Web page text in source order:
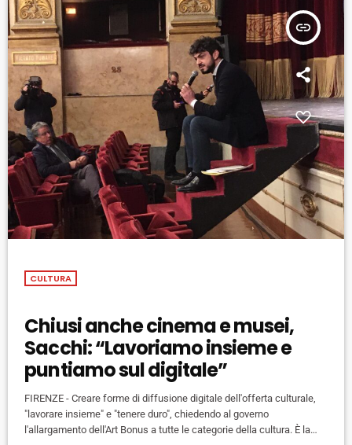
insert_link
CULTURA
Chiusi anche cinema e musei,
Sacchi: “Lavoriamo insieme e
puntiamo sul digitale”
FIRENZE - Creare forme di diffusione digitale dell'offerta culturale,
"lavorare insieme" e "tenere duro", chiedendo al governo
l'allargamento dell'Art Bonus a tutte le categorie della cultura. È la